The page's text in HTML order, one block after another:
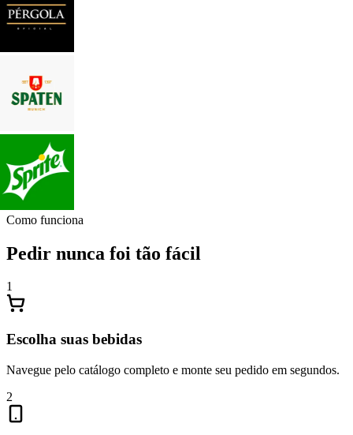
Como funciona
Pedir nunca foi tão fácil
1
Escolha suas bebidas
Navegue pelo catálogo completo e monte seu pedido em segundos.
2